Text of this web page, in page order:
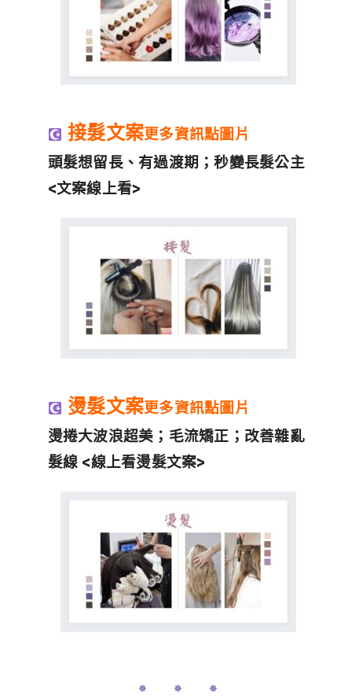
接髮文案更多資訊點圖片
頭髮想留長、有過渡期；秒變長髮公主
<文案線上看>
燙髮文案更多資訊點圖片
燙捲大波浪超美；毛流矯正；改善雜亂
髮線 <線上看燙髮文案>
✵ ✵ ✵